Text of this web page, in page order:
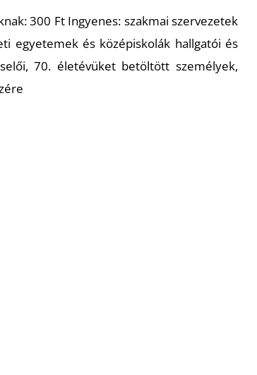
300 Ft Ingyenes: szakmai szervezetek
egyetemek és középiskolák hallgatói és
70. életévüket betöltött személyek,